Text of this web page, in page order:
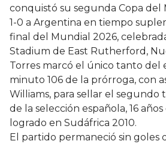
conquistó su segunda Copa
1-0 a Argentina en tiempo
final del Mundial 2026,
Stadium de East Rutherford,
Torres marcó el único tanto del
minuto 106 de la prórroga, con
Williams, para sellar el segundo
de la selección española, 16 años
logrado en Sudáfrica 2010.
El partido permaneció sin goles